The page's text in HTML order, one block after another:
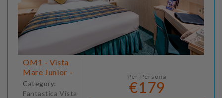
OM1 - Vista
Mare Junior -
Category:
Fantastica Vista
Per Persona
€179